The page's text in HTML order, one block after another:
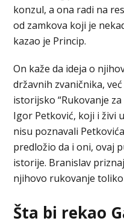
konzul, a ona radi na
od zamkova koji je
kazao je Princip.
On kaže da ideja o
državnih zvaničnika,
istorijsko “Rukovanje
Igor Petković, koji i živi
nisu poznavali
predložio da i oni, ovaj
istorije. Branislav
njihovo rukovanje
Šta bi rekao